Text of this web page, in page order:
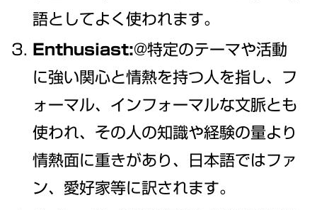
語としてよく使われます。
Enthusiast:@特定のテーマや活動
に強い関心と情熱を持つ人を指し、フ
ォーマル、インフォーマルな文脈とも
使われ、その人の知識や経験の量より
情熱面に重きがあり、日本語ではファ
ン、愛好家等に訳されます。